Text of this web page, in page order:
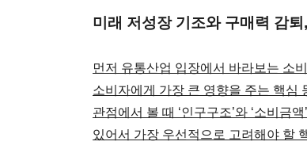
미래 저성장 기조와 구매력 감
먼저 유통산업 입장에서 바라보는 소
소비자에게 가장 큰 영향을 주는 핵심
관점에서 볼 때 ‘인구구조’와 ‘소비금
있어서 가장 우선적으로 고려해야 할